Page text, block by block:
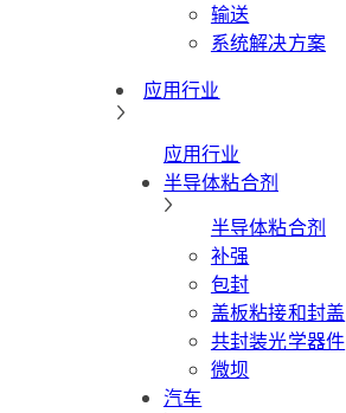
输送
系统解决方案
应用行业
应用行业
半导体粘合剂
半导体粘合剂
补强
包封
盖板粘接和封盖
共封装光学器件
微坝
汽车